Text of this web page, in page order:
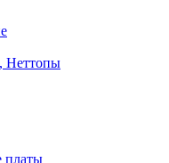
Неттопы
платы